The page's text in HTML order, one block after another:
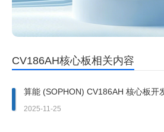
CV186AH核心板相关内容
算能 (SOPHON) CV186AH 核心板开
2025-11-25